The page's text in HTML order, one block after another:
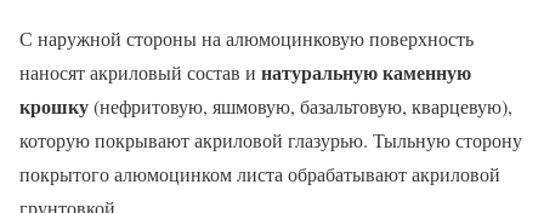
С наружной стороны на алюмоцинковую поверхность
наносят акриловый состав и натуральную каменную
крошку(нефритовую, яшмовую, базальтовую, кварцевую),
которую покрывают акриловой глазурью. Тыльную сторону
покрытого алюмоцинком листа обрабатывают акриловой
грунтовкой.